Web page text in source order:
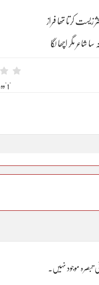
زیست کرتا تھا فراز
سا شاعر مگر اچھا لگا
"1"ووٹ وصول ہوئے۔
تبصرہ موجود نہیں۔